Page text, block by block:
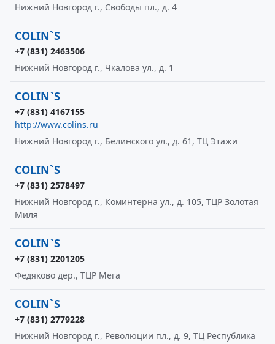
Нижний Новгород г., Свободы пл., д. 4
COLIN`S
+7 (831) 2463506
Нижний Новгород г., Чкалова ул., д. 1
COLIN`S
+7 (831) 4167155
http://www.colins.ru
Нижний Новгород г., Белинского ул., д. 61, ТЦ Этажи
COLIN`S
+7 (831) 2578497
Нижний Новгород г., Коминтерна ул., д. 105, ТЦР Золотая
Миля
COLIN`S
+7 (831) 2201205
Федяково дер., ТЦР Мега
COLIN`S
+7 (831) 2779228
Нижний Новгород г., Революции пл., д. 9, ТЦ Республика